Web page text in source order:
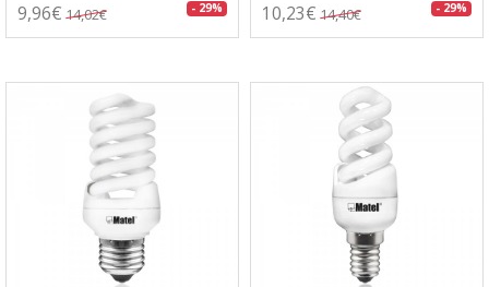
9,96€ 14,02€ - 29% 10,23€ 14,40€ - 29%